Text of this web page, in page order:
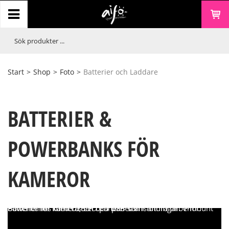
Start > Shop > Foto > Batterier och Laddare
BATTERIER &
POWERBANKS FÖR
KAMEROR
Batterier för kamera, LED paneler samt andra tillbehör. Powerbanks med USB-A och USB-C anslutningar. V-mount batterier för kamera och LED paneler.